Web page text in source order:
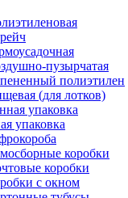
пузырчатая
полиэтилен
(для лотков)
упаковка
коробки
коробки
с окном